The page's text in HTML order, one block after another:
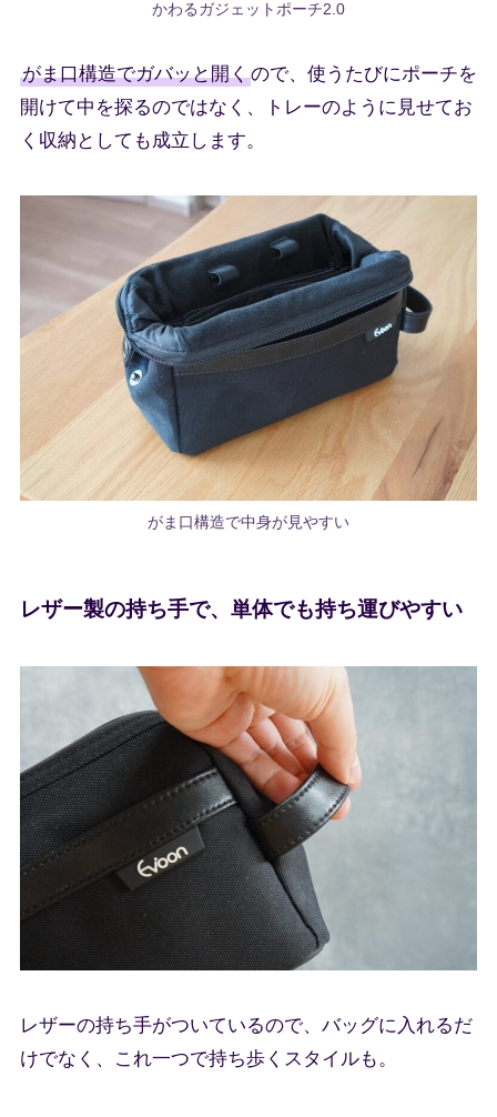
かわるガジェットポーチ2.0
がま口構造でガバッと開くので、使うたびにポーチを
開けて中を探るのではなく、トレーのように見せてお
く収納としても成立します。
がま口構造で中身が見やすい
レザー製の持ち手で、単体でも持ち運びやすい
レザーの持ち手がついているので、バッグに入れるだ
けでなく、これ一つで持ち歩くスタイルも。